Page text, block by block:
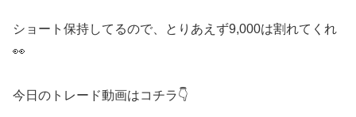
ショート保持してるので、とりあえず9,000は割れてくれ
👀
今日のトレード動画はコチラ👇